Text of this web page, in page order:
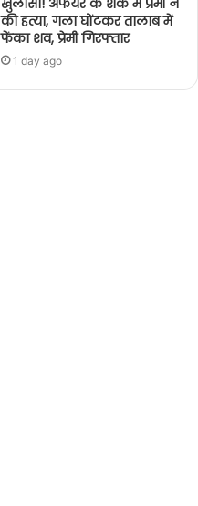
खुलासा! अफेयर के शक में प्रेमी ने
की हत्या, गला घोंटकर तालाब में
फेंका शव, प्रेमी गिरफ्तार
1 day ago